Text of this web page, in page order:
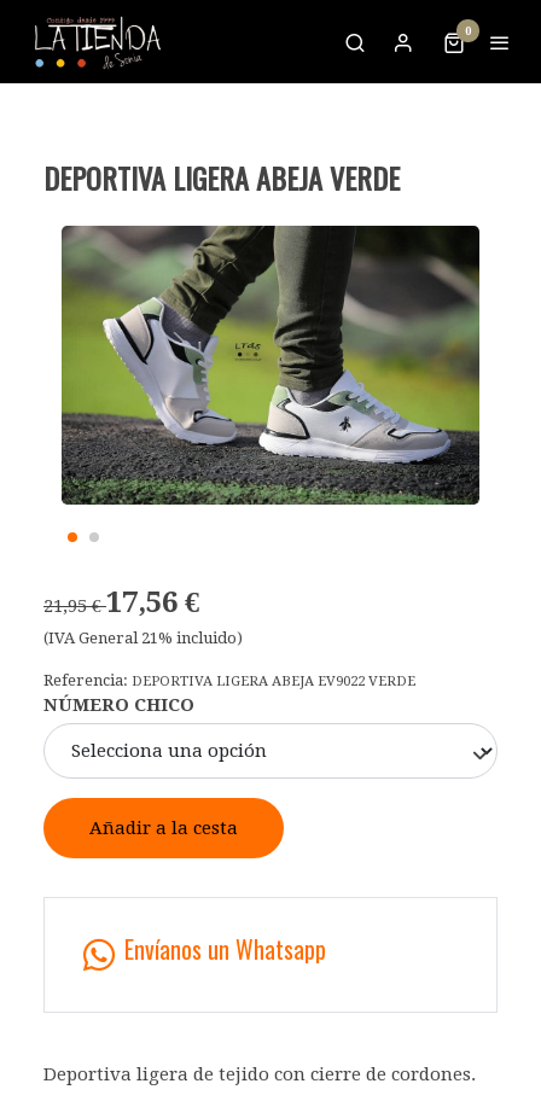
0
DEPORTIVA LIGERA ABEJA VERDE
21,95 €17,56 €
(IVA General 21% incluido)
Referencia: DEPORTIVA LIGERA ABEJA EV9022 VERDE
NÚMERO CHICO
Añadir a la cesta
Envíanos un Whatsapp
Deportiva ligera de tejido con cierre de cordones.